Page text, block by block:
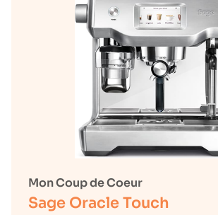
Mon Coup de Coeur
Sage Oracle Touch